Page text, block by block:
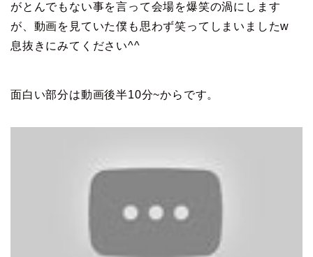
がとんでもない事を言って会場を爆笑の渦にします
が、動画を見ていた僕も思わず笑ってしまいましたw
息抜きにみてください^^
面白い部分は動画後半10分~からです。